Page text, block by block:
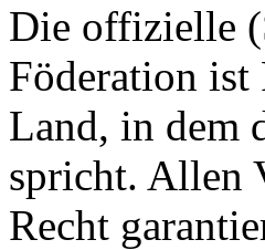
Die offizielle
Föderation ist
Land, in dem
spricht. Allen
Recht